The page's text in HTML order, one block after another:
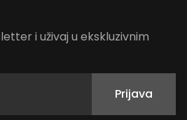
i uživaj u ekskluzivnim
Prijava